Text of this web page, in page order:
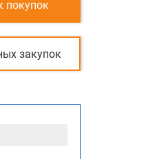
покупок
закупок